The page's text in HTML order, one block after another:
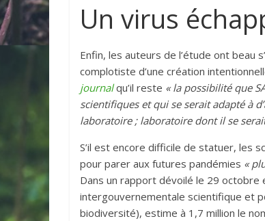
Un virus
Enfin, les auteurs de l’étude ont beau
complotiste d’une création
journalqu’il reste « la possibilité que
scientifiques et qui se serait adapté à
laboratoire ; laboratoire dont il se
S’il est encore difficile de statuer, les
pour parer aux futures pandémies «
Dans un rapport dévoilé le 29
intergouvernementale scientifique et
biodiversité), estime à 1,7 million le